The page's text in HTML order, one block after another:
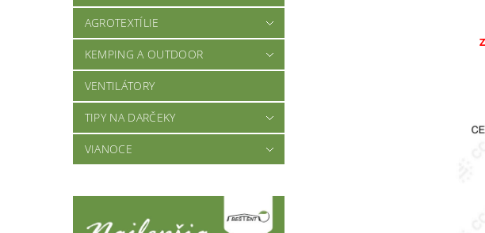
AGROTEXTÍLIE
KEMPING A OUTDOOR
VENTILÁTORY
TIPY NA DARČEKY
VIANOCE